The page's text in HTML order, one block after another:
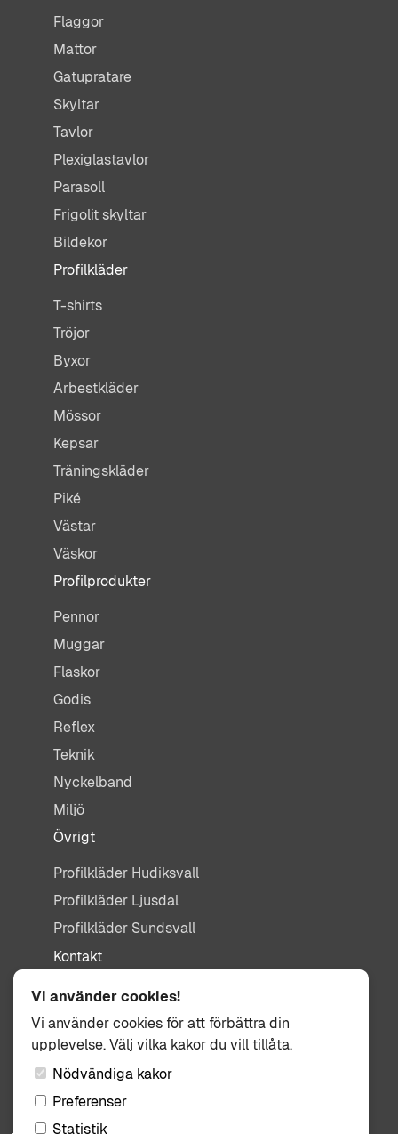
Flaggor
Mattor
Gatupratare
Skyltar
Tavlor
Plexiglastavlor
Parasoll
Frigolit skyltar
Bildekor
Profilkläder
T-shirts
Tröjor
Byxor
Arbestkläder
Mössor
Kepsar
Träningskläder
Piké
Västar
Väskor
Profilprodukter
Pennor
Muggar
Flaskor
Godis
Reflex
Teknik
Nyckelband
Miljö
Övrigt
Profilkläder Hudiksvall
Profilkläder Ljusdal
Profilkläder Sundsvall
Kontakt
info@tisdag.se
0650-155 95
Kullbäcksvägen 3
824 31 Hudiksvall
Vi använder cookies!
Vi använder cookies för att förbättra din
upplevelse. Välj vilka kakor du vill tillåta.
Nödvändiga kakor
Preferenser
Statistik